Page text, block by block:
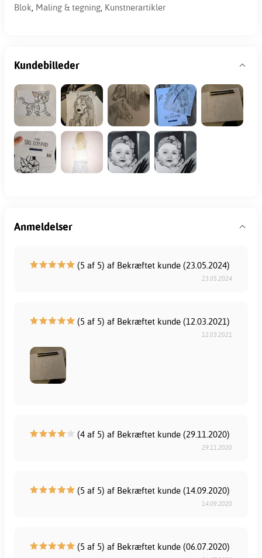
Blok, Maling & tegning, Kunstnerartikler
Kundebilleder
Anmeldelser
(5 af 5) af Bekræftet kunde (23.05.2024)
23.05.2024
(5 af 5) af Bekræftet kunde (12.03.2021)
12.03.2021
(4 af 5) af Bekræftet kunde (29.11.2020)
29.11.2020
(5 af 5) af Bekræftet kunde (14.09.2020)
14.09.2020
(5 af 5) af Bekræftet kunde (06.07.2020)